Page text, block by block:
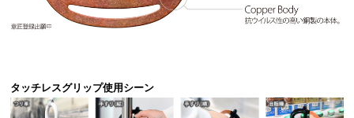
タッチレスグリップ使用シーン